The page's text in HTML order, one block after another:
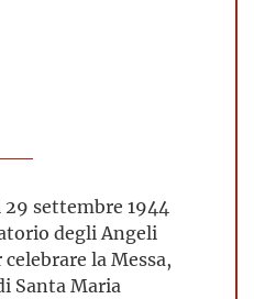
29 settembre 1944
degli Angeli
la Messa,
Santa Maria